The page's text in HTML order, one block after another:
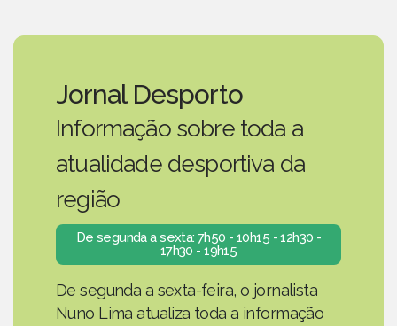
Jornal Desporto
Informação sobre toda a
atualidade desportiva da
região
De segunda a sexta: 7h50 - 10h15 - 12h30 -
17h30 - 19h15
De segunda a sexta-feira, o jornalista
Nuno Lima atualiza toda a informação